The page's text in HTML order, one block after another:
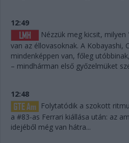
12:49
Nézzük meg kicsit,
van az éllovasoknak. A Kobayashi,
mindenképpen van, főleg
– mindhárman első győzelmüket
12:48
Folytatódik a szokott
a #83-as Ferrari kiállása után: az
idejéből még van hátra...